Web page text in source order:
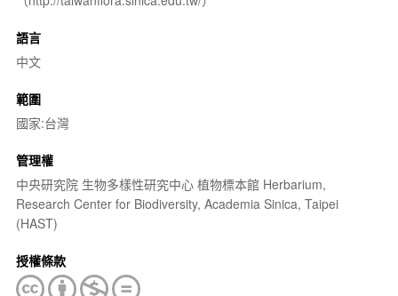
語言
中文
範圍
國家:台灣
管理權
中央研究院 生物多樣性研究中心 植物標本館 Herbarium,
Research Center for Biodiversity, Academia Sinica, Taipei
(HAST)
授權條款